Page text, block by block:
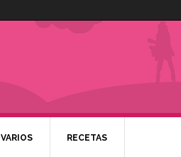
VARIOS RECETAS